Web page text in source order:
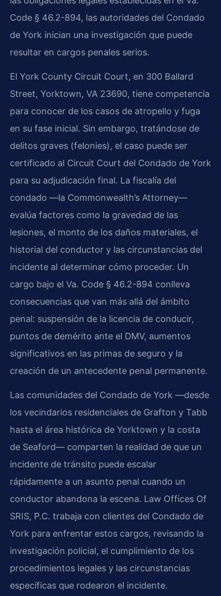
Code § 46.2-894, las autoridades del Condado
de York inician una investigación que puede
resultar en cargos penales serios.
El York County Circuit Court, en 300 Ballard
Street, Yorktown, VA 23690, tiene competencia
para conocer de los casos de atropello y fuga
en su fase inicial. Sin embargo, tratándose de
delitos graves (felonies), el caso puede ser
certificado al Circuit Court del Condado de York
para su adjudicación final. La fiscalía del
condado —la Commonwealth’s Attorney—
evalúa factores como la gravedad de las
lesiones, el monto de los daños materiales, el
historial del conductor y las circunstancias del
incidente al determinar cómo proceder. Un
cargo bajo el Va. Code § 46.2-894 conlleva
consecuencias que van más allá del ámbito
penal: suspensión de la licencia de conducir,
puntos de demérito ante el DMV, aumentos
significativos en las primas de seguro y la
creación de un antecedente penal permanente.
Las comunidades del Condado de York —desde
los vecindarios residenciales de Grafton y Tabb
hasta el área histórica de Yorktown y la costa
de Seaford— comparten la realidad de que un
incidente de tránsito puede escalar
rápidamente a un asunto penal cuando un
conductor abandona la escena. Law Offices Of
SRIS, P.C. trabaja con clientes del Condado de
York para enfrentar estos cargos, revisando la
investigación policial, el cumplimiento de los
procedimientos legales y las circunstancias
específicas que rodearon el incidente.